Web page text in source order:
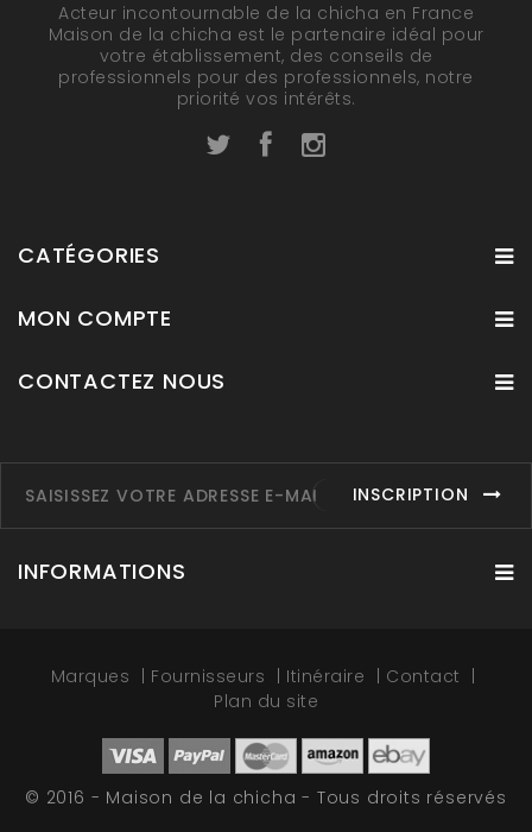
Acteur incontournable de la chicha en France
Maison de la chicha est le partenaire idéal pour
votre établissement, des conseils de
professionnels pour des professionnels, notre
priorité vos intérêts.
CATÉGORIES
MON COMPTE
CONTACTEZ NOUS
INSCRIPTION
INFORMATIONS
Marques Fournisseurs Itinéraire
Contact
Plan du site
© 2016 - Maison de la chicha - Tous droits réservés